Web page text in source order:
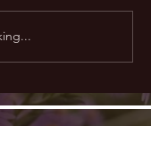
'Grenzen'